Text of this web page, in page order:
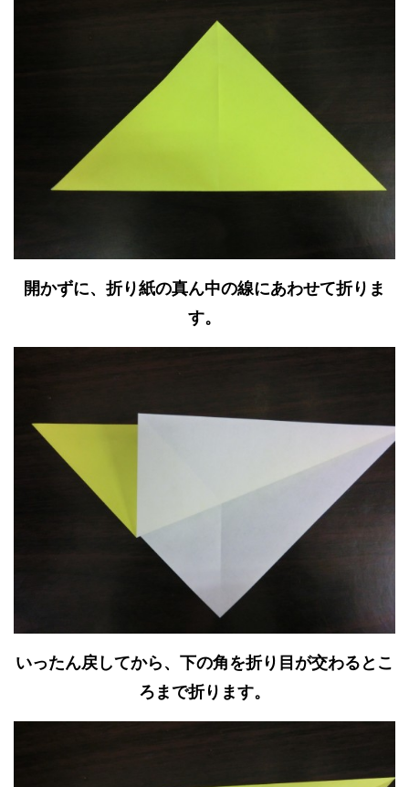
開かずに、折り紙の真ん中の線にあわせて折りま
す。
いったん戻してから、下の角を折り目が交わるとこ
ろまで折ります。